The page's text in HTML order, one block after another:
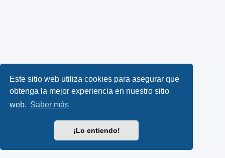
Este sitio web utiliza cookies para asegurar que
obtenga la mejor experiencia en nuestro sitio
web. Saber más
¡Lo entiendo!